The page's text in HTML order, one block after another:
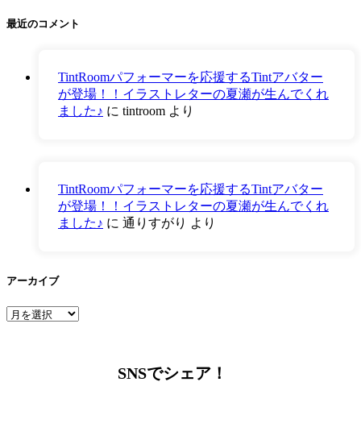
最近のコメント
TintRoomパフォーマーを応援するTintアバター
が登場！！イラストレターの夏瀬が生んでくれ
ました♪ に tintroom より
TintRoomパフォーマーを応援するTintアバター
が登場！！イラストレターの夏瀬が生んでくれ
ました♪ に 通りすがり より
アーカイブ
ア
SNSでシェア！